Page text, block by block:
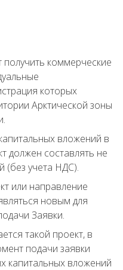
получить коммерческие
которых
Арктической зоны
вложений в
должен составлять не
(без учета НДС).
или направление
новым для
Заявки.
такой проект, в
подачи заявки
капитальных вложений